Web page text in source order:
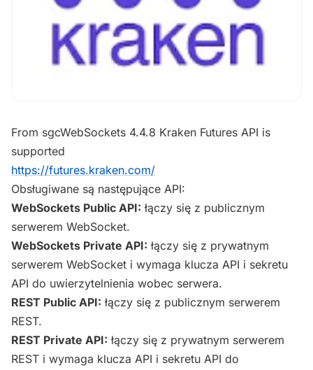
From sgcWebSockets 4.4.8 Kraken Futures API is
supported
https://futures.kraken.com/
Obsługiwane są następujące API:
WebSockets Public API: łączy się z publicznym
serwerem WebSocket.
WebSockets Private API: łączy się z prywatnym
serwerem WebSocket i wymaga klucza API i sekretu
API do uwierzytelnienia wobec serwera.
REST Public API: łączy się z publicznym serwerem
REST.
REST Private API: łączy się z prywatnym serwerem
REST i wymaga klucza API i sekretu API do